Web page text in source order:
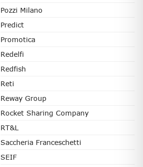
Pozzi Milano
Predict
Promotica
Redelfi
Redfish
Reti
Reway Group
Rocket Sharing Company
RT&L
Saccheria Franceschetti
SEIF